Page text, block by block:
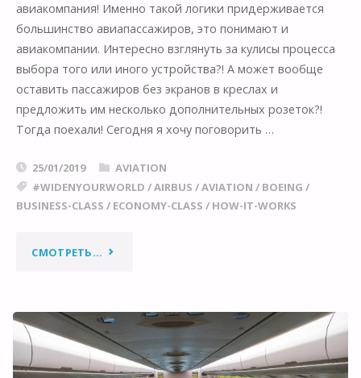
авиакомпания! Именно такой логики придерживается
большинство авиапассажиров, это понимают и
авиакомпании. Интересно взглянуть за кулисы процесса
выбора того или иного устройства?! А может вообще
оставить пассажиров без экранов в креслах и
предложить им несколько дополнительных розеток?!
Тогда поехали! Сегодня я хочу поговорить …
25/01/2019
AVIATION
#WIDENYOURWORLD /AIRBUS /AVIATION / BOEING /
BUSINESS-CLASS / ECONOMY-CLASS / HOW-IT-WORKS
СМОТРЕТЬ... "“АВИАЦИОННЫЙ
ВЫБИРАЕМ
СИСТЕМУ